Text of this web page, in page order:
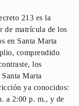
213 es la
de matrícula de los
en Santa Marta
comprendido
los
Marta
ya conocidos:
a 2:00 p. m., y de